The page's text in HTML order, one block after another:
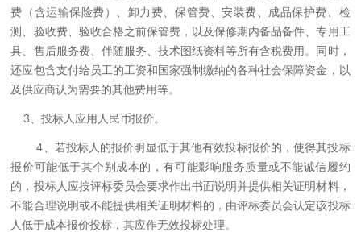
费（含运输保险费）、卸力费、保管费、安装费、成品保护费、检
测、验收费、验收合格之前保管费，以及保修期内备品备件、专用工
具、售后服务费、伴随服务、技术图纸资料等所有含税费用。同时，
还应包含支付给员工的工资和国家强制缴纳的各种社会保障资金，以
及供应商认为需要的其他费用等。
3 、投标人应用人民币报价。
4 、若投标人的报价明显低于其他有效投标报价的，使得其投标
报价可能低于其个别成本的，有可能影响服务质量或不能诚信履约
的，投标人应按评标委员会要求作出书面说明并提供相关证明材料，
不能合理说明或不能提供相关证明材料的，由评标委员会认定该投标
人低于成本报价投标，其应作无效投标处理。